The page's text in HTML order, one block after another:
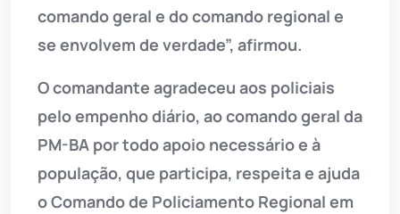
comando geral e do comando regional e
se envolvem de verdade”, afirmou.
O comandante agradeceu aos policiais
pelo empenho diário, ao comando geral da
PM-BA por todo apoio necessário e à
população, que participa, respeita e ajuda
o Comando de Policiamento Regional em